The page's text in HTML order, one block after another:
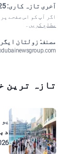
آخری تازہ کاری:
اگر آپ کو اس صفحے
مطلع کریں ۔
مصنف: زولتان
تازہ ترین
07. 22